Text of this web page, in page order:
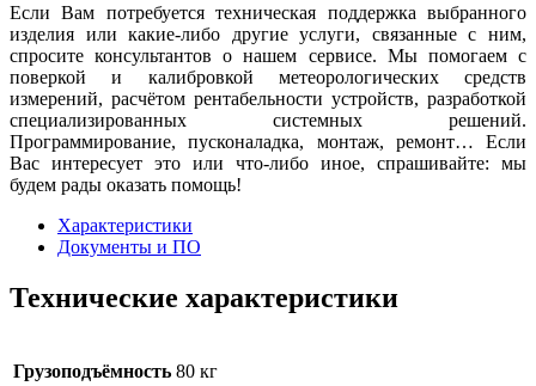
Если Вам потребуется техническая поддержка выбранного
изделия или какие-либо другие услуги, связанные с ним,
спросите консультантов о нашем сервисе. Мы помогаем с
поверкой и калибровкой метеорологических средств
измерений, расчётом рентабельности устройств, разработкой
специализированных системных решений.
Программирование, пусконаладка, монтаж, ремонт… Если
Вас интересует это или что-либо иное, спрашивайте: мы
будем рады оказать помощь!
Характеристики
Документы и ПО
Технические характеристики
Грузоподъёмность 80 кг